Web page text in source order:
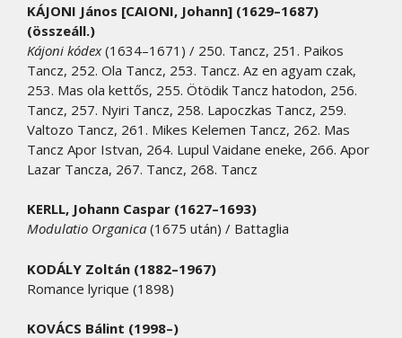
KÁJONI János [CAIONI, Johann] (1629–1687)
(összeáll.)
Kájoni kódex(1634–1671) / 250. Tancz, 251. Paikos
Tancz, 252. Ola Tancz, 253. Tancz. Az en agyam czak,
253. Mas ola kettős, 255. Ötödik Tancz hatodon, 256.
Tancz, 257. Nyiri Tancz, 258. Lapoczkas Tancz, 259.
Valtozo Tancz, 261. Mikes Kelemen Tancz, 262. Mas
Tancz Apor Istvan, 264. Lupul Vaidane eneke, 266. Apor
Lazar Tancza, 267. Tancz, 268. Tancz
KERLL, Johann Caspar (1627–1693)
Modulatio Organica (1675 után) / Battaglia
KODÁLY Zoltán (1882–1967)
Romance lyrique (1898)
KOVÁCS Bálint (1998–)